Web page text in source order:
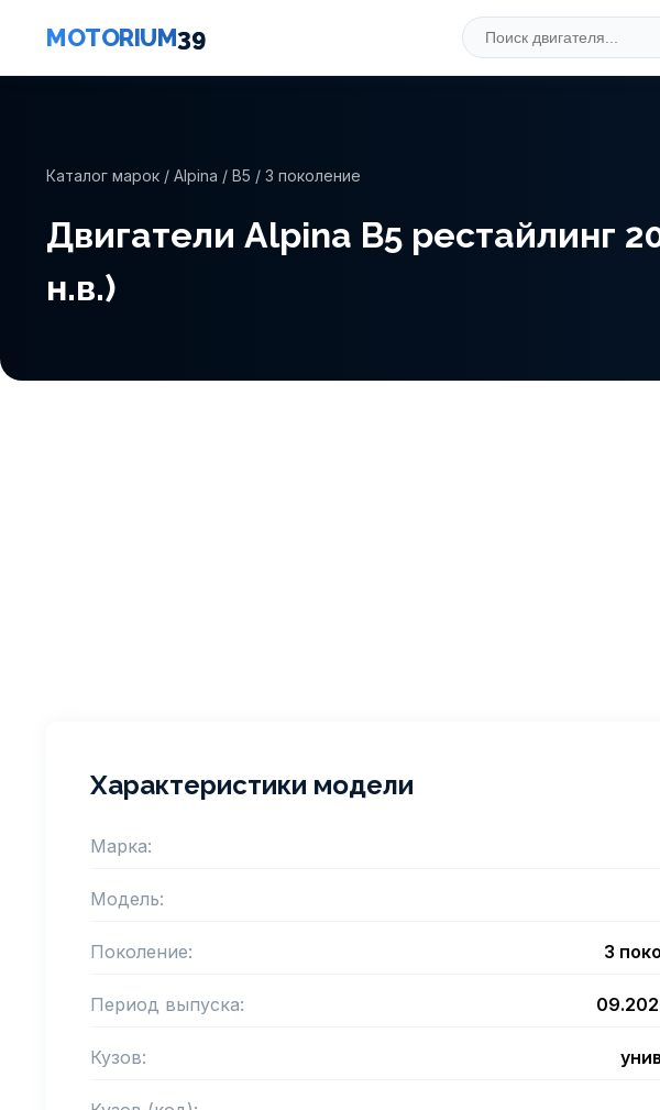
MOTORIUM39
Каталог марок / Alpina / B5 / 3 поколение
Двигатели Alpina B5 рестайлинг
н.в.)
Характеристики модели
Марка:
Модель:
Поколение: 3
Период выпуска:
Кузов: